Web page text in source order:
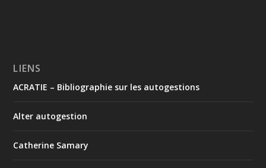
LIENS
ACRATIE – Bibliographie sur les autogestions
Alter autogestion
Catherine Samary